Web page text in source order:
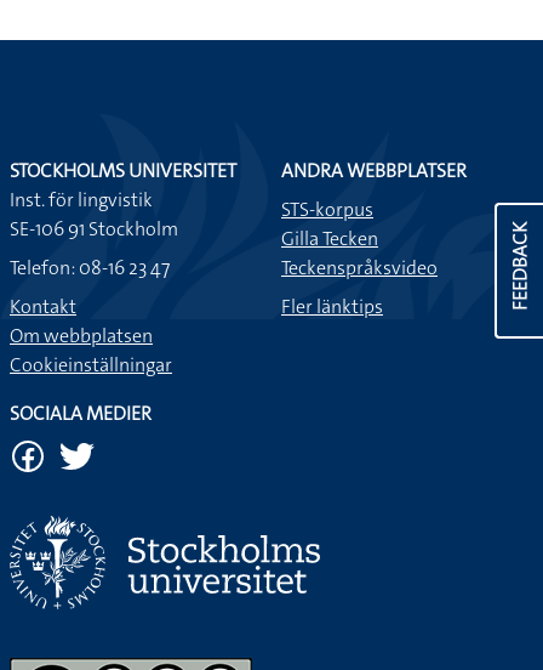
FEEDBACK
STOCKHOLMS UNIVERSITET
Inst. för lingvistik
SE-106 91 Stockholm
Telefon: 08-16 23 47
Kontakt
Om webbplatsen
Cookieinställningar
ANDRA WEBBPLATSER
STS-korpus
Gilla Tecken
Teckenspråksvideo
Fler länktips
SOCIALA MEDIER